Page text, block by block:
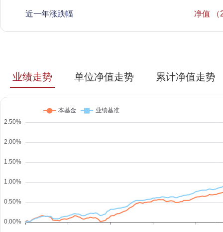
近一年涨跌幅 净值 （
业绩走势 单位净值走势 累计净值走势